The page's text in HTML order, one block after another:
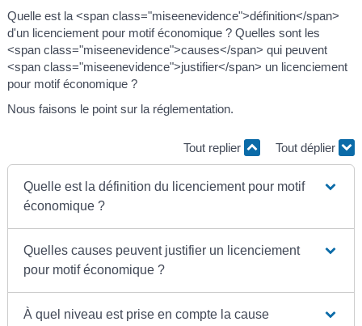
Quelle est la <span class="miseenevidence">définition</span>
d'un licenciement pour motif économique ? Quelles sont les
<span class="miseenevidence">causes</span> qui peuvent
<span class="miseenevidence">justifier</span> un licenciement
pour motif économique ?
Nous faisons le point sur la réglementation.
Tout replier Tout déplier
Quelle est la définition du licenciement pour motif
économique ?
Quelles causes peuvent justifier un licenciement
pour motif économique ?
À quel niveau est prise en compte la cause